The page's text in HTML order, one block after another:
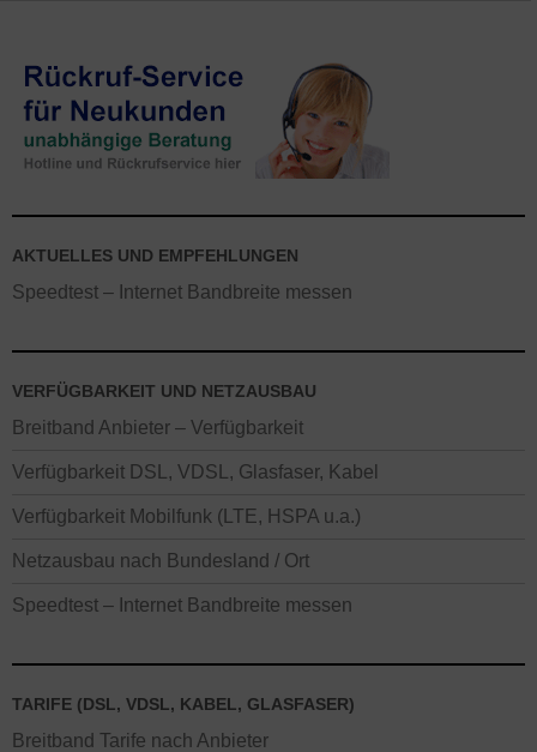
AKTUELLES UND EMPFEHLUNGEN
Speedtest – Internet Bandbreite messen
VERFÜGBARKEIT UND NETZAUSBAU
Breitband Anbieter – Verfügbarkeit
Verfügbarkeit DSL, VDSL, Glasfaser, Kabel
Verfügbarkeit Mobilfunk (LTE, HSPA u.a.)
Netzausbau nach Bundesland / Ort
Speedtest – Internet Bandbreite messen
TARIFE (DSL, VDSL, KABEL, GLASFASER)
Breitband Tarife nach Anbieter